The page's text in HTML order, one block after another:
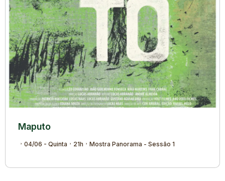
Maputo
04/06 - Quinta 21h Mostra Panorama - Sessão 1